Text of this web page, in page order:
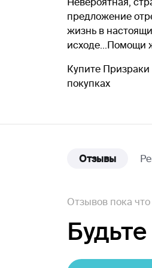
предложение
жизнь в
исходе...Помощи
Купите Призраки
покупках
Отзывы
Отзывов пока что